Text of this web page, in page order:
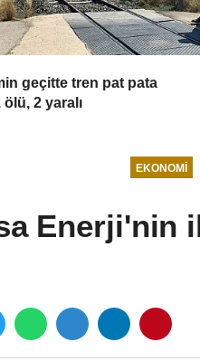
geçitte tren pat pata
ölü, 2 yaralı
EKONOMI
Enerji'nin